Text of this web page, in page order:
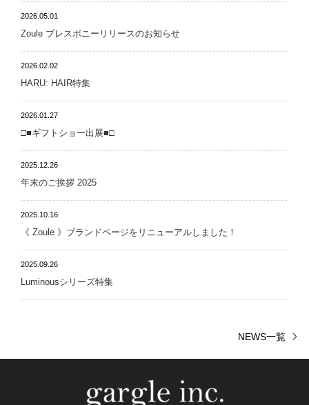
2026.05.01
Zoule ブレスポニーリリースのお知らせ
2026.02.02
HARU: HAIR特集
2026.01.27
□■ギフトショー出展■□
2025.12.26
年末のご挨拶 2025
2025.10.16
《 Zoule 》ブランドページをリニューアルしました！
2025.09.26
Luminousシリーズ特集
NEWS一覧